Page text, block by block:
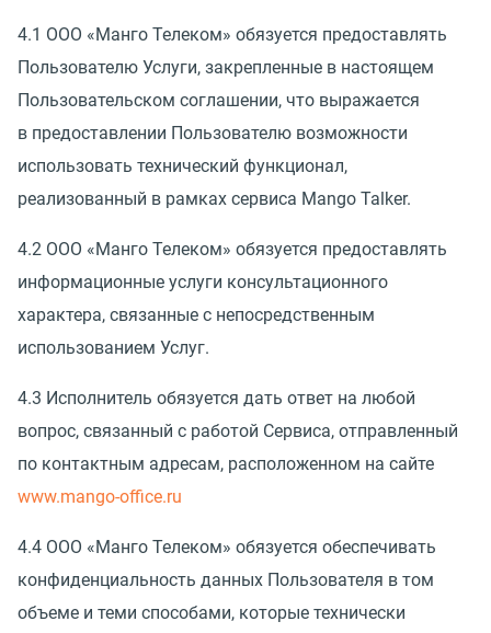
4.1 ООО «Манго Телеком» обязуется предоставлять
Пользователю Услуги, закрепленные в настоящем
Пользовательском соглашении, что выражается
в предоставлении Пользователю возможности
использовать технический функционал,
реализованный в рамках сервиса Mango Talker.
4.2 ООО «Манго Телеком» обязуется предоставлять
информационные услуги консультационного
характера, связанные с непосредственным
использованием Услуг.
4.3 Исполнитель обязуется дать ответ на любой
вопрос, связанный с работой Сервиса, отправленный
по контактным адресам, расположенном на сайте
www.mango-office.ru
4.4 ООО «Манго Телеком» обязуется обеспечивать
конфиденциальность данных Пользователя в том
объеме и теми способами, которые технически